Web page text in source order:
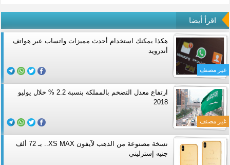
اقرأ أيضا
غير مصنف
هكذا يمكنك استخدام أحدث مميزات واتساب عبر هواتف
أندرويد
غير مصنف
ارتفاع معدل التضخم بالمملكة بنسبة 2.2 % خلال يوليو
2018
نسخة مصنوعة من الذهب لآيفون XS MAX.. بـ 72 ألف
جنيه إسترليني